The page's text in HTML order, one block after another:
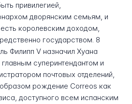
привилегией,
дворянским семьям, и
королевским доходом,
государством. 8
Филипп V назначил Хуана
суперинтендантом и
почтовых отделений,
рождение Correos как
доступного всем испанским